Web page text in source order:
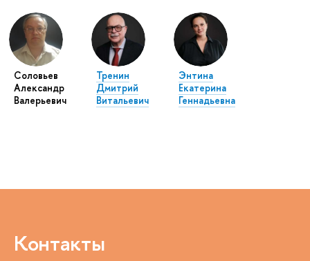
Соловьев
Александр
Валерьевич
Тренин
Дмитрий
Витальевич
Энтина
Екатерина
Геннадьевна
Контакты